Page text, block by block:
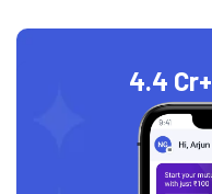
4.4 Cr+